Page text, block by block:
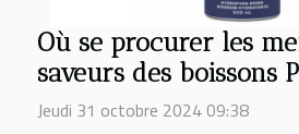
Où se procurer les
saveurs des boissons
Jeudi 31 octobre 2024 09:38